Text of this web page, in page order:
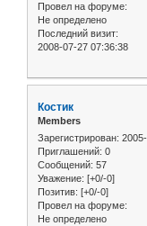
Провел на форуме:
Не определено
Последний визит:
2008-07-27 07:36:38
Костик
Members
Зарегистрирован:
Приглашений: 0
Сообщений: 57
Уважение: [+0/-0]
Позитив: [+0/-0]
Провел на форуме:
Не определено